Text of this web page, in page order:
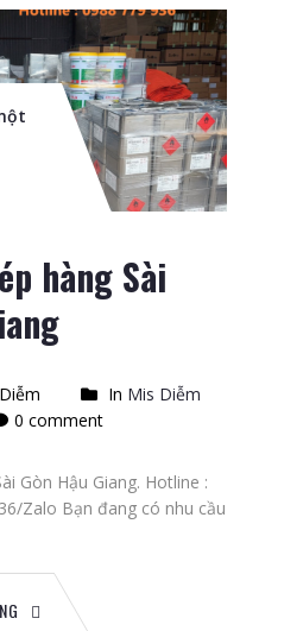
hàng Sài
In Mis Diễm
0 comment
Gòn Hậu Giang. Hotline :
Zalo Bạn đang có nhu cầu